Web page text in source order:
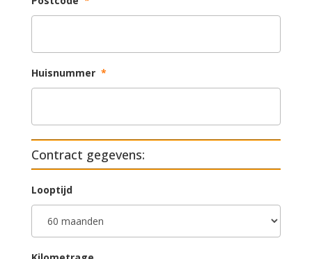
Huisnummer *
Contract gegevens:
Looptijd